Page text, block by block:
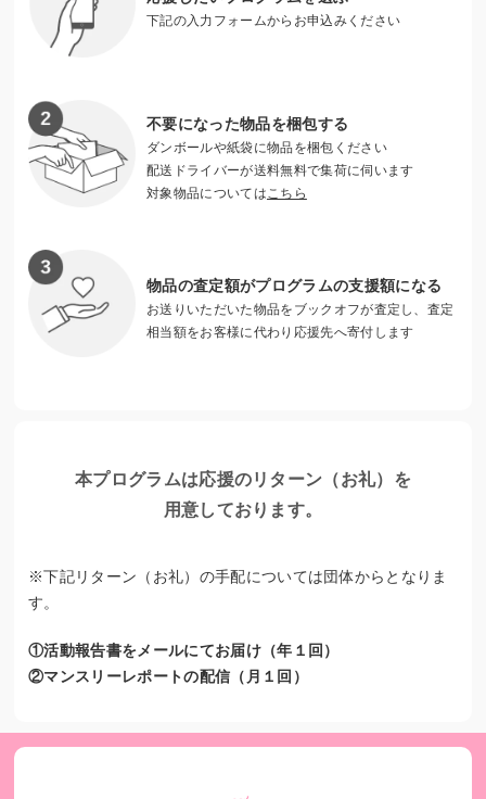
（※1）厚生労働省「警察庁の自殺統計に基づく自殺者の推移
等（令和7年）」
（※2）文部科学省「令和5年度児童生徒の問題行動・不登校
（※3）こども家庭庁「我が国と諸外国のこどもと若者の意識
に関する調査（令和5年度）」
令和4年度『みらいteacher』アンケート調査報告書より 受講
下記の入力フォームからお申込みください
不要になった物品を梱包する
ダンボールや紙袋に物品を梱包ください
配送ドライバーが送料無料で集荷に伺います
対象物品については こちら
物品の査定額がプログラムの支援額になる
お送りいただいた物品をブックオフが査定し、査定
相当額をお客様に代わり応援先へ寄付します
本プログラムは応援のリターン（お礼）を
用意しております。
※下記リターン（お礼）の手配については団体からとなりま
す。
①活動報告書をメールにてお届け（年１回）
②マンスリーレポートの配信（月１回）